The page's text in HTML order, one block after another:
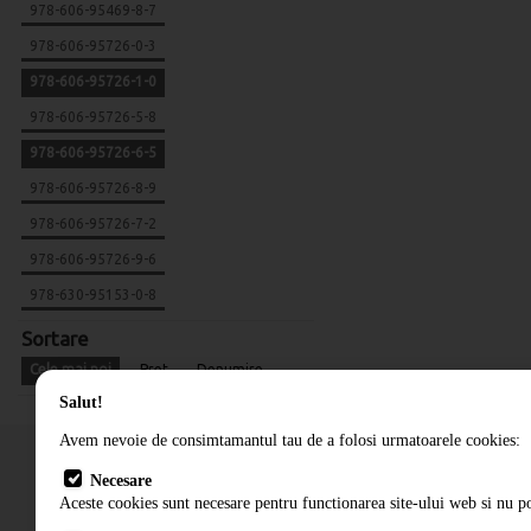
978-606-95469-8-7
978-606-95726-0-3
978-606-95726-1-0
978-606-95726-5-8
978-606-95726-6-5
978-606-95726-8-9
978-606-95726-7-2
978-606-95726-9-6
978-630-95153-0-8
Sortare
Cele mai noi Pret Denumire
Salut!
Avem nevoie de consimtamantul tau de a folosi urmatoarele cookies:
Necesare
Aceste cookies sunt necesare pentru functionarea site-ului web si nu